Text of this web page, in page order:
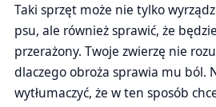
Taki sprzęt może nie tylko
psu, ale również sprawić, że
przerażony. Twoje zwierzę nie
dlaczego obroża sprawia mu ból.
wytłumaczyć, że w ten sposób